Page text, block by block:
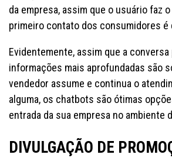
da empresa, assim que o usuário faz
primeiro contato dos consumidores é
Evidentemente, assim que a
informações mais aprofundadas são
vendedor assume e continua o
alguma, os chatbots são ótimas
entrada da sua empresa no ambiente
DIVULGAÇÃO DE